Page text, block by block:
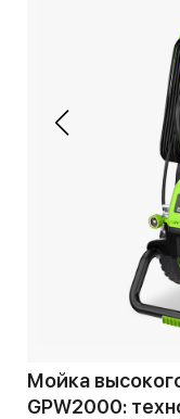
Мойка
GPW2000: